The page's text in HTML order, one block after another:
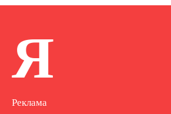
Я
Реклама